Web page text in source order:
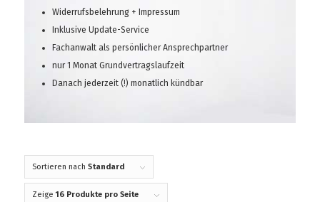
Widerrufsbelehrung + Impressum
Inklusive Update-Service
Fachanwalt als persönlicher Ansprechpartner
nur 1 Monat Grundvertragslaufzeit
Danach jederzeit (!) monatlich kündbar
Sortieren nach Standard
Zeige16 Produkte pro Seite